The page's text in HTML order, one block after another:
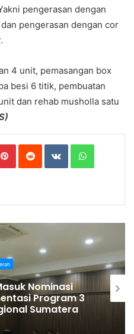
pengerasan dengan
pengerasan dengan cor
4 unit, pemasangan box
besi 6 titik, pembuatan
dan rehab musholla satu
Pinterest Reddit VKontakte
Daerah
Gerak Jalan
HUT RI Ke-
Perkuat
Persatuan